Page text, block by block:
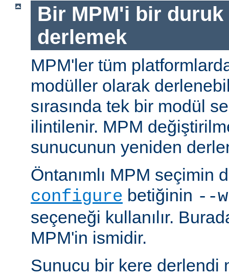
Bir MPM'i bir
derlemek
MPM'ler tüm
modüller olarak
sırasında tek bir modül
ilintilenir. MPM
sunucunun yeniden
Öntanımlı MPM seçimin
configure betiğinin --
seçeneği kullanılır.
MPM'in ismidir.
Sunucu bir kere derlendi